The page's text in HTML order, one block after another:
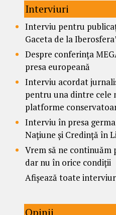
Interviuri
Interviu pentru
Gaceta de la
Despre conferința
presa europeană
Interviu acordat
pentru una dintre cele
platforme
Interviu în presa
Națiune și Credință în
Vrem să ne continuăm
dar nu în orice condiții
Afișează toate